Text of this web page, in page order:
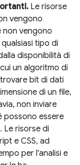
Le risorse
vengono
non vengono
tipo di
disponibilità di
un algoritmo di
bit di dati
di un file,
non inviare
possono essere
Le risorse di
e CSS, ad
per l'analisi e